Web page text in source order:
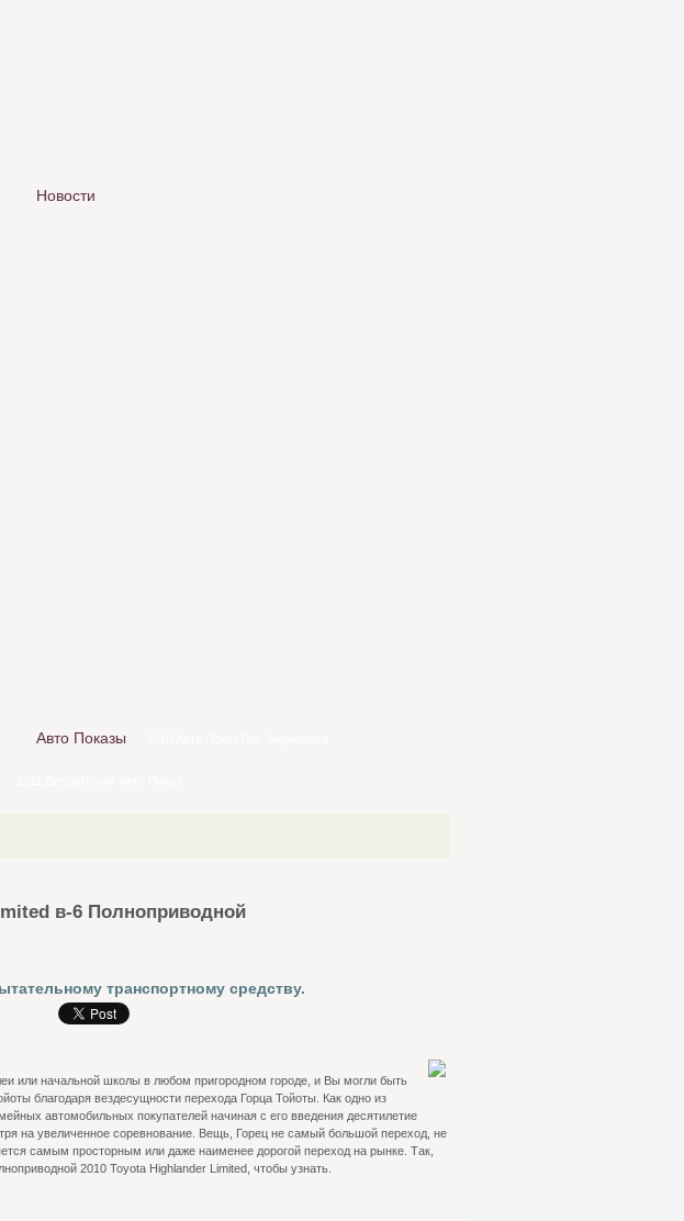
Новости
Авто Показы
в-6 Полноприводной
транспортному средству.
или начальной школы в любом пригородном городе, и Вы могли быть
благодаря вездесущности перехода Горца Тойоты. Как одно из
автомобильных покупателей начиная с его введения десятилетие
на увеличенное соревнование. Вещь, Горец не самый большой переход, не
самым просторным или даже наименее дорогой переход на рынке. Так,
2010 Toyota Highlander Limited, чтобы узнать.